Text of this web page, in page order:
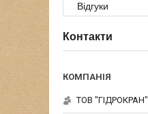
Відгуки
Контакти
ТОВ "ГІДРОКРАН"